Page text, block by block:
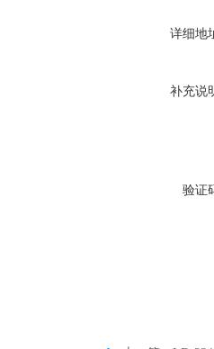
详细地
补充说
验证